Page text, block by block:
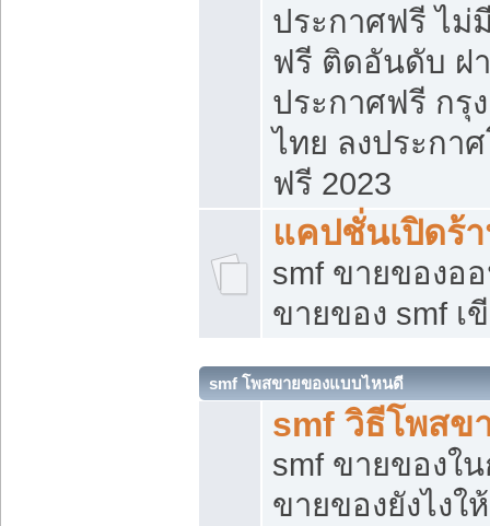
ประกาศฟรี ไม่
ฟรี ติดอันดับ ฝ
ประกาศฟรี กรุ
ไทย ลงประกา
ฟรี 2023
แคปชั่นเปิดร้
smf ขายของอ
ขายของ smf เ
smf โพสขายของแบบไหนดี
smf วิธีโพสข
smf ขายของใ
ขายของยังไง